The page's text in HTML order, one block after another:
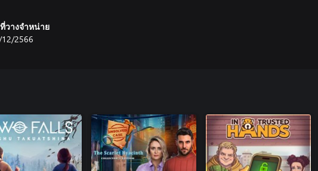
unfolds over the course of
วางจำหน่าย
2566